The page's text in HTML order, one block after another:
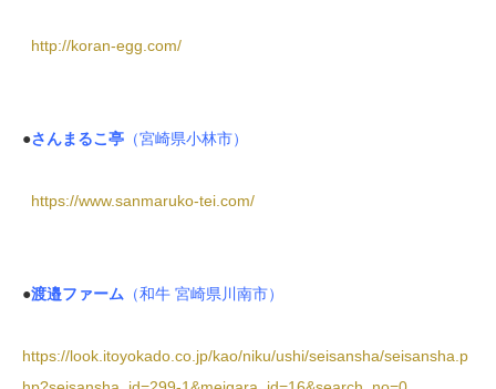
http://koran-egg.com/
●さんまるこ亭 （宮崎県小林市）
https://www.sanmaruko-tei.com/
●渡邉ファーム （和牛 宮崎県川南市）
https://look.itoyokado.co.jp/kao/niku/ushi/seisansha/seisansha.p